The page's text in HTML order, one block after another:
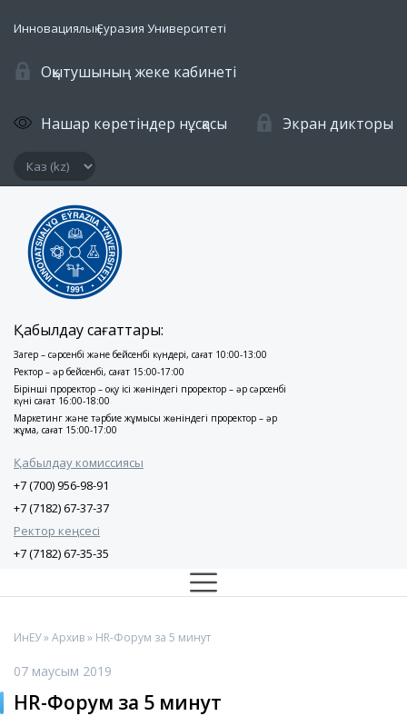
Инновациялық Еуразия Университеті
Оқытушының жеке кабинеті
Нашар көретіндер нұсқасы Экран дикторы
Қабылдау сағаттары:
Заңгер – сәрсенбі және бейсенбі күндері, сағат 10:00-13:00
Ректор – әр бейсенбі, сағат 15:00-17:00
Бірінші проректор – оқу ісі жөніндегі проректор – әр сәрсенбі
күні сағат 16:00-18:00
Маркетинг және тәрбие жұмысы жөніндегі проректор – әр
жұма, сағат 15:00-17:00
Қабылдау комиссиясы
+7 (700) 956-98-91
+7 (7182) 67-37-37
Ректор кеңсесі
+7 (7182) 67-35-35
ИнЕУ»Архив» HR-Форум за 5 минут
07 маусым 2019
HR-Форум за 5 минут